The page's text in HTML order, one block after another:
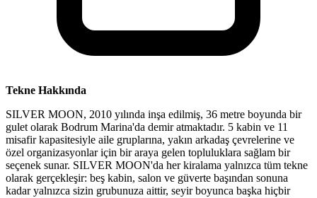
Tekne Hakkında
SILVER MOON, 2010 yılında inşa edilmiş, 36 metre boyunda bir
gulet olarak Bodrum Marina'da demir atmaktadır. 5 kabin ve 11
misafir kapasitesiyle aile gruplarına, yakın arkadaş çevrelerine ve
özel organizasyonlar için bir araya gelen topluluklara sağlam bir
seçenek sunar. SILVER MOON'da her kiralama yalnızca tüm tekne
olarak gerçekleşir: beş kabin, salon ve güverte başından sonuna
kadar yalnızca sizin grubunuza aittir, seyir boyunca başka hiçbir